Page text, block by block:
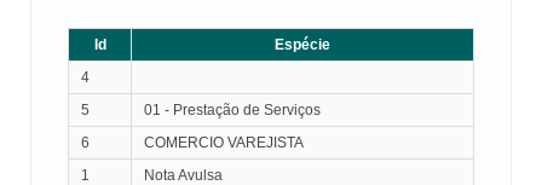
Id
Espécie
4
5
01 - Prestação de Serviços
6
COMERCIO VAREJISTA
1
Nota Avulsa